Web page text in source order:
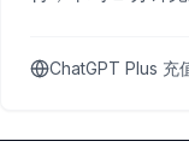
ChatGPT Plus 充